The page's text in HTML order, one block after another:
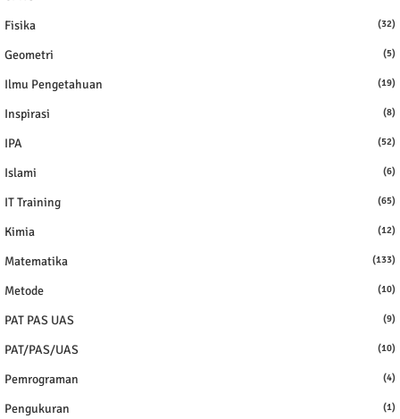
Fisika (32)
Geometri (5)
Ilmu Pengetahuan (19)
Inspirasi (8)
IPA (52)
Islami (6)
IT Training (65)
Kimia (12)
Matematika (133)
Metode (10)
PAT PAS UAS (9)
PAT/PAS/UAS (10)
Pemrograman (4)
Pengukuran (1)